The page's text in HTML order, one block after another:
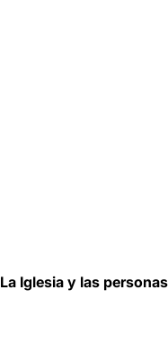
La Iglesia y las